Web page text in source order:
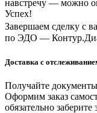
навстречу — можно
Успех!
Завершаем сделку с
по ЭДО —
Доставка с
Получайте
Оформим заказ
обязательно заберите